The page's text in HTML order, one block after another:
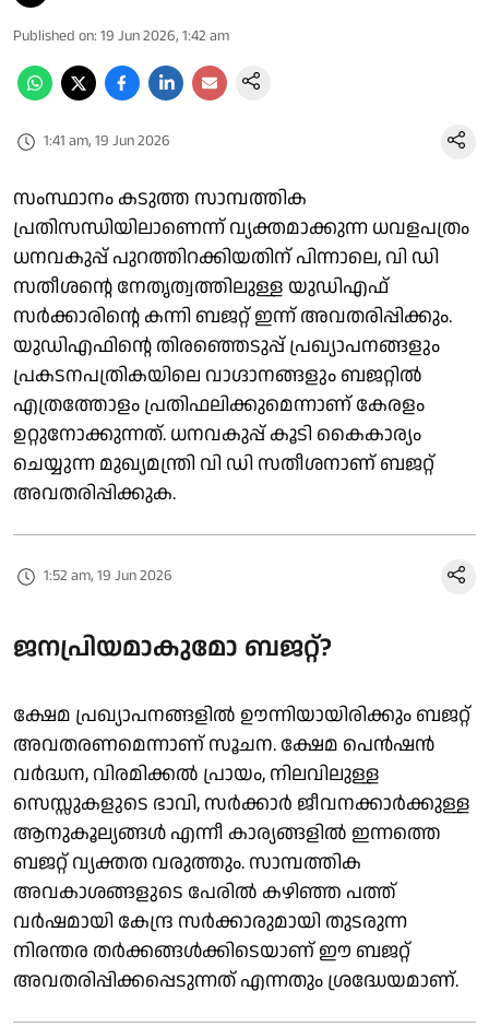
Published on: 19 Jun 2026, 1:42 am
1:41 am, 19 Jun 2026
സംസ്ഥാനം കടുത്ത സാമ്പത്തിക
പ്രതിസന്ധിയിലാണെന്ന് വ്യക്തമാക്കുന്ന ധവളപത്രം
ധനവകുപ്പ് പുറത്തിറക്കിയതിന് പിന്നാലെ, വി ഡി
സതീശന്റെ നേതൃത്വത്തിലുള്ള യുഡിഎഫ്
സർക്കാരിന്റെ കന്നി ബജറ്റ് ഇന്ന് അവതരിപ്പിക്കും.
യുഡിഎഫിന്റെ തിരഞ്ഞെടുപ്പ് പ്രഖ്യാപനങ്ങളും
പ്രകടനപത്രികയിലെ വാഗ്ദാനങ്ങളും ബജറ്റിൽ
എത്രത്തോളം പ്രതിഫലിക്കുമെന്നാണ് കേരളം
ഉറ്റുനോക്കുന്നത്. ധനവകുപ്പ് കൂടി കൈകാര്യം
ചെയ്യുന്ന മുഖ്യമന്ത്രി വി ഡി സതീശനാണ് ബജറ്റ്
അവതരിപ്പിക്കുക.
1:52 am, 19 Jun 2026
ജനപ്രിയമാകുമോ ബജറ്റ്?
ക്ഷേമ പ്രഖ്യാപനങ്ങളിൽ ഊന്നിയായിരിക്കും ബജറ്റ്
അവതരണമെന്നാണ് സൂചന. ക്ഷേമ പെൻഷൻ
വർദ്ധന, വിരമിക്കൽ പ്രായം, നിലവിലുള്ള
സെസ്സുകളുടെ ഭാവി, സർക്കാർ ജീവനക്കാർക്കുള്ള
ആനുകൂല്യങ്ങൾ എന്നീ കാര്യങ്ങളിൽ ഇന്നത്തെ
ബജറ്റ് വ്യക്തത വരുത്തും. സാമ്പത്തിക
അവകാശങ്ങളുടെ പേരിൽ കഴിഞ്ഞ പത്ത്
വർഷമായി കേന്ദ്ര സർക്കാരുമായി തുടരുന്ന
നിരന്തര തർക്കങ്ങൾക്കിടെയാണ് ഈ ബജറ്റ്
അവതരിപ്പിക്കപ്പെടുന്നത് എന്നതും ശ്രദ്ധേയമാണ്.